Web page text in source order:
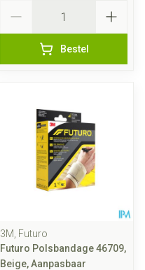
Bestel
3M, Futuro
Futuro Polsbandage 46709,
Beige, Aanpasbaar